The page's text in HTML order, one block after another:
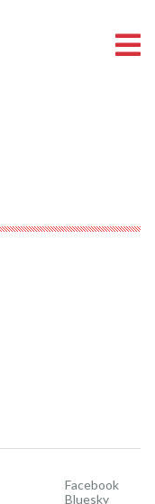
Facebook
Bluesky